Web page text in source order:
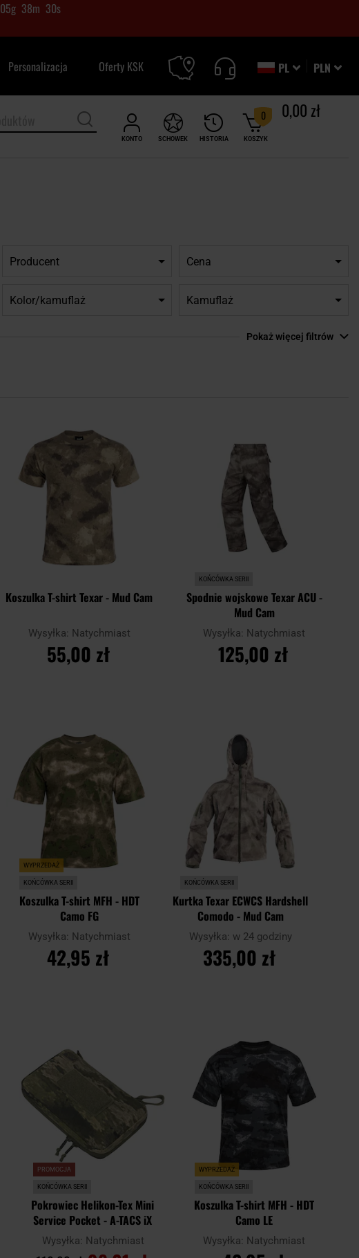
05g 38m 29s
PLN
PL
Personalizacja Oferty KSK
KONTO HISTORIA
SCHOWEK KOSZYK
0 0,00 zł
Producent Cena
Kolor/kamuflaż Kamuflaż
Pokaż więcej filtrów
Koszulka T-shirt Texar - Mud Cam
Wysyłka: Natychmiast
55,00 zł
KOŃCÓWKA SERII
Spodnie wojskowe Texar ACU -
Mud Cam
Wysyłka: Natychmiast
125,00 zł
WYPRZEDAŻ
KOŃCÓWKA SERII
Koszulka T-shirt MFH - HDT
Camo FG
Wysyłka: Natychmiast
42,95 zł
KOŃCÓWKA SERII
Kurtka Texar ECWCS Hardshell
Comodo - Mud Cam
Wysyłka: w 24 godziny
335,00 zł
schowka
PROMOCJA
KOŃCÓWKA SERII
Pokrowiec Helikon-Tex Mini
Service Pocket - A-TACS iX
Wysyłka: Natychmiast
WYPRZEDAŻ
KOŃCÓWKA SERII
Koszulka T-shirt MFH - HDT
Camo LE
Wysyłka: Natychmiast